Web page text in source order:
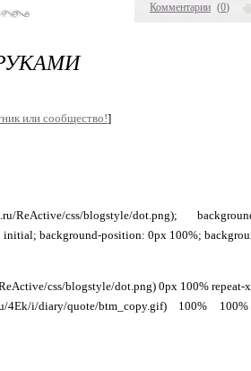
Комментарии (0)
или сообщество!]
ReActive/css/blogstyle/dot.png);
background-position: 0px 100%;
css/blogstyle/dot.png) 0px 100% repeat-
4Ek/i/diary/quote/btm_copy.gif) 100%